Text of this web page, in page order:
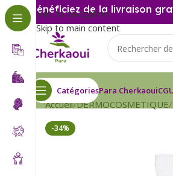
Skip to navigation
Skip to main content
Bénéficiez de la livraison
CatégoriesPara Cherkaoui
Accueil DERMOCOSMETIQUE
-34%